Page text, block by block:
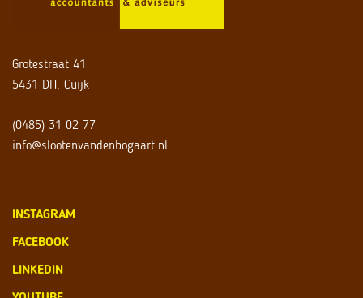
Grotestraat 41
5431 DH, Cuijk
(0485) 31 02 77
info@slootenvandenbogaart.nl
INSTAGRAM
FACEBOOK
LINKEDIN